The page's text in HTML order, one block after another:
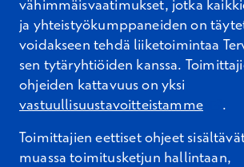
vähimmäisvaatimukset, jotka
ja yhteistyökumppaneiden on
voidakseen tehdä liiketoimintaa
sen tytäryhtiöiden kanssa.
ohjeiden kattavuus on yksi
vastuullisuustavoitteistamme
.
Toimittajien eettiset ohjeet
muassatoimitusketjun hallintaan,